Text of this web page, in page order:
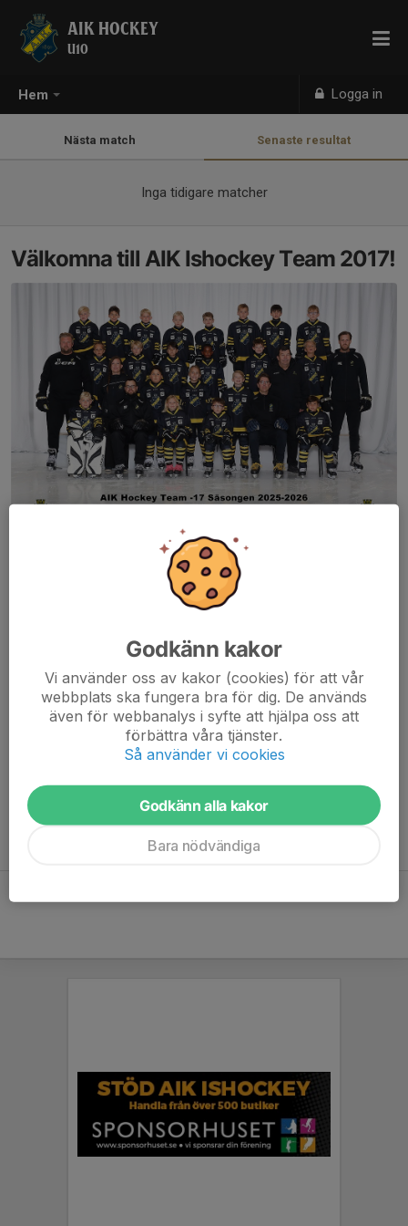
Hem Logga in
AIK HOCKEY
U10
Nästa match Senaste resultat
Inga tidigare matcher
Välkomna till AIK Ishockey Team 2017!
Vet du någon som vill börja spela med oss eller vill ni komma i
aikhockeyteam2017@gmail.com
På denna sida kommer ni även att hitta nyheter och aktuella
träningstider för vår verksamhet.
Vi finns även på Instagram, så klicka gärna på länken nedan.
Med vänliga hälsningar
AIK Hockey Team 2017!
Godkänn kakor
Vi använder oss av kakor (cookies) för att vår
webbplats ska fungera bra för dig. De används
även för webbanalys i syfte att hjälpa oss att
förbättra våra tjänster.
Så använder vi cookies
Godkänn alla kakor
Bara nödvändiga